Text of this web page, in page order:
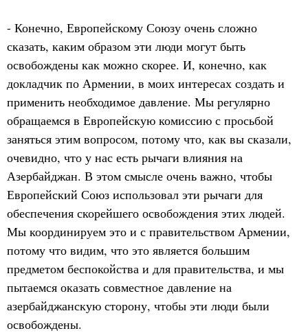
- Конечно, Европейскому Союзу очень сложно
сказать, каким образом эти люди могут быть
освобождены как можно скорее. И, конечно, как
докладчик по Армении, в моих интересах создать и
применить необходимое давление. Мы регулярно
обращаемся в Европейскую комиссию с просьбой
заняться этим вопросом, потому что, как вы сказали,
очевидно, что у нас есть рычаги влияния на
Азербайджан. В этом смысле очень важно, чтобы
Европейский Союз использовал эти рычаги для
обеспечения скорейшего освобождения этих людей.
Мы координируем это и с правительством Армении,
потому что видим, что это является большим
предметом беспокойства и для правительства, и мы
пытаемся оказать совместное давление на
азербайджанскую сторону, чтобы эти люди были
освобождены.